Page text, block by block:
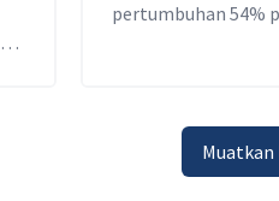
pertumbuhan 54%
Muatkan